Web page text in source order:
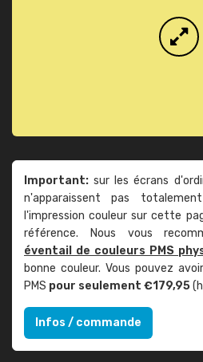
Important: sur les écrans
n'apparaissent pas
l'impression couleur sur cette
référence. Nous vous
éventail de couleurs PMS
bonne couleur. Vous pouvez
PMS pour seulement €179,95
Infos / commande